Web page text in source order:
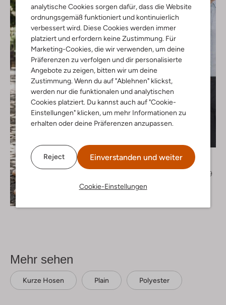
analytische Cookies sorgen dafür, dass die Website
ordnungsgemäß funktioniert und kontinuierlich
verbessert wird. Diese Cookies werden immer
platziert und erfordern keine Zustimmung. Für
Marketing-Cookies, die wir verwenden, um deine
Präferenzen zu verfolgen und dir personalisierte
Angebote zu zeigen, bitten wir um deine
Zustimmung. Wenn du auf "Ablehnen" klickst,
werden nur die funktionalen und analytischen
Cookies platziert. Du kannst auch auf "Cookie-
Einstellungen" klicken, um mehr Informationen zu
erhalten oder deine Präferenzen anzupassen.
Reject Einverstanden und weiter
Cookie-Einstellungen
Tommy Hilfiger
Casual-Hemd
€ 71,99
Mehr sehen
Kurze Hosen Plain Polyester